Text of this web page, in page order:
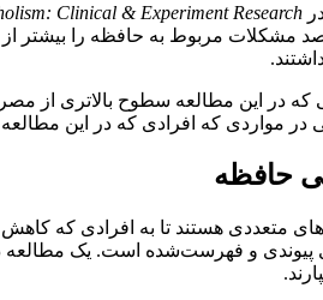
Clinical & Experiment Research
در این مطالعه سطوح بالاتری از
در مواردی که افرادی که در این
حافظه
پیوندی و فهرست‌شده است. یک مطالعه